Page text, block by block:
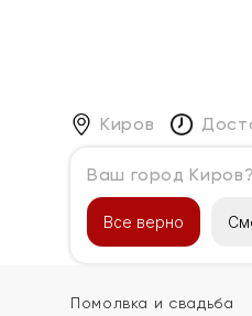
Киров
Ваш город Киров?
Все верно
Каталог
Помолвка и свадьба